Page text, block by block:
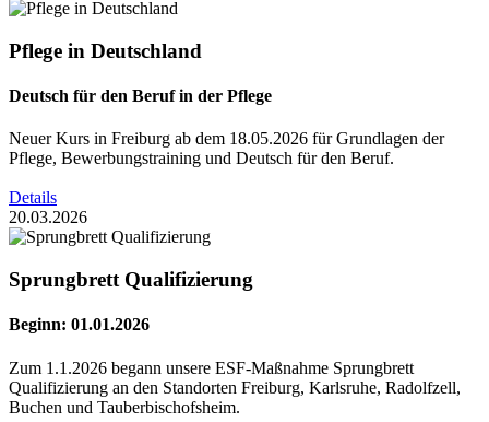
Pflege in Deutschland
Deutsch für den Beruf in der Pflege
Neuer Kurs in Freiburg ab dem 18.05.2026 für Grundlagen der
Pflege, Bewerbungstraining und Deutsch für den Beruf.
Details
20.03.2026
Sprungbrett Qualifizierung
Beginn: 01.01.2026
Zum 1.1.2026 begann unsere ESF-Maßnahme Sprungbrett
Qualifizierung an den Standorten Freiburg, Karlsruhe, Radolfzell,
Buchen und Tauberbischofsheim.